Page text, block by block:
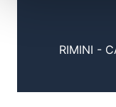
RIMINI -